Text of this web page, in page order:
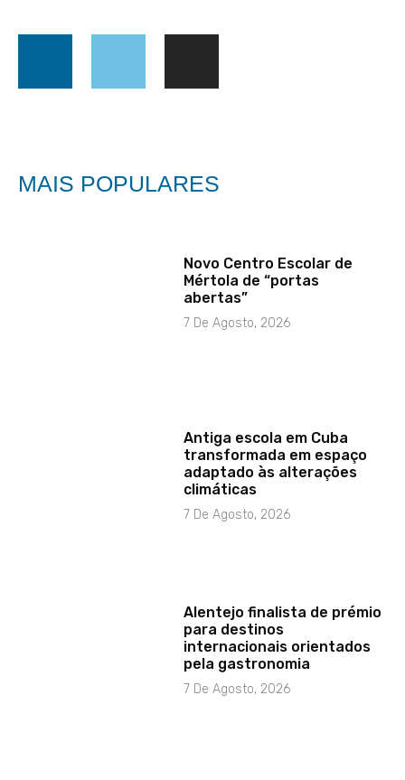
MAIS POPULARES
Novo Centro Escolar de
Mértola de “portas
abertas”
7 De Agosto, 2026
Antiga escola em Cuba
transformada em espaço
adaptado às alterações
climáticas
7 De Agosto, 2026
Alentejo finalista de prémio
para destinos
internacionais orientados
pela gastronomia
7 De Agosto, 2026